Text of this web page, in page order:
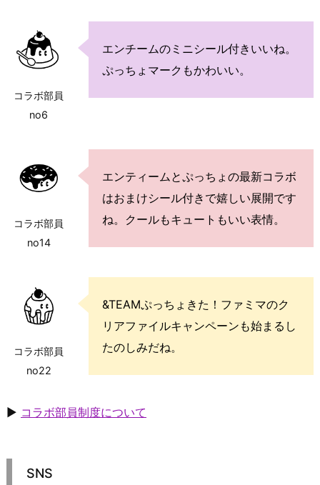
コラボ部員
no6
エンチームのミニシール付きいいね。
ぷっちょマークもかわいい。
コラボ部員
no14
エンティームとぷっちょの最新コラボ
はおまけシール付きで嬉しい展開です
ね。クールもキュートもいい表情。
コラボ部員
no22
&TEAMぷっちょきた！ファミマのク
リアファイルキャンペーンも始まるし
たのしみだね。
▶ コラボ部員制度について
SNS